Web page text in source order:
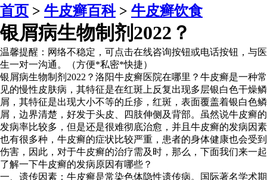
首页 > 牛皮癣百科> 牛皮癣饮食
银屑病生物制剂2022？
温馨提醒： 网络不稳定，可点击在线咨询按钮或电话按钮，与医
生一对一沟通。（方便*私密*快捷）
银屑病生物制剂2022？洛阳牛皮癣医院在哪里？牛皮癣是一种常
见的慢性皮肤病，其特征是在红斑上反复出现多层银白色干燥鳞
屑，其特征是出现大小不等的丘疹，红斑，表面覆盖着银白色鳞
屑，边界清楚，好发于头皮、四肢伸侧及背部。虽然说牛皮癣的
发病率比较多，但是还是很难彻底治愈，并且牛皮癣的发病因素
也有很多种，牛皮癣的症状比较严重，患者的身体健康也会受到
伤害，因此，对于牛皮癣的治疗需及时，那么，下面我们来一起
了解一下牛皮癣的发病原因有哪些？
一、遗传因素：牛皮癣是常染色体隐性遗传病。国际著名学术期